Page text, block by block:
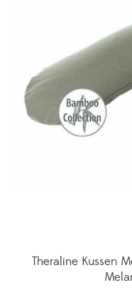
Theraline Kussen